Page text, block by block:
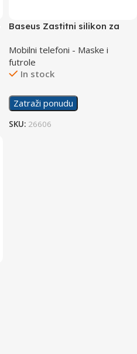
Baseus Zastitni silikon za
Mobilni telefoni - Maske i
futrole
In stock
Zatraži ponudu
SKU: 26606